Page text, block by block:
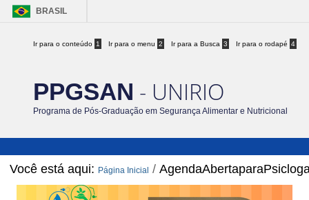
BRASIL
Ir para o conteúdo 1 Ir para o menu 2 Ir para a Busca 3 Ir para o rodapé 4
PPGSAN - UNIRIO
Programa de Pós-Graduação em Segurança Alimentar e Nutricional
Você está aqui: Página Inicial /